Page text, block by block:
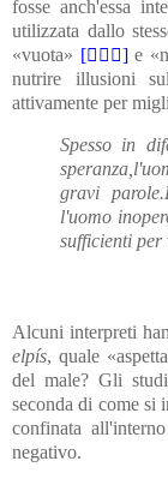
fosse anch'essa
utilizzata dallo
«vuota» []e
nutrire illusioni
attivamente per
Spesso in
speranza,
gravi parole.
l'uomo
sufficienti per
Alcuni interpreti
elpís, quale
del male? Gli
seconda di come si
confinata
negativo.